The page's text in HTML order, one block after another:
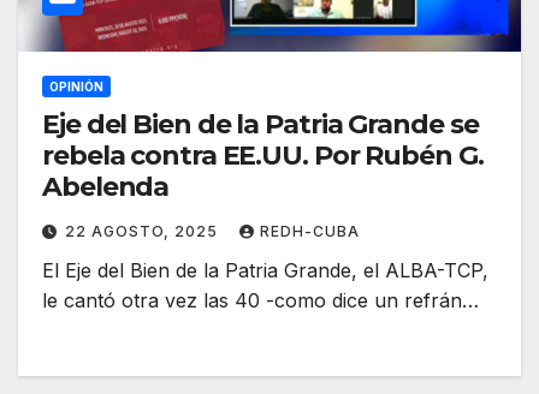
OPINIÓN
Eje del Bien de la Patria Grande se
rebela contra EE.UU. Por Rubén G.
Abelenda
22 AGOSTO, 2025 REDH-CUBA
El Eje del Bien de la Patria Grande, el ALBA-TCP,
le cantó otra vez las 40 -como dice un refrán…